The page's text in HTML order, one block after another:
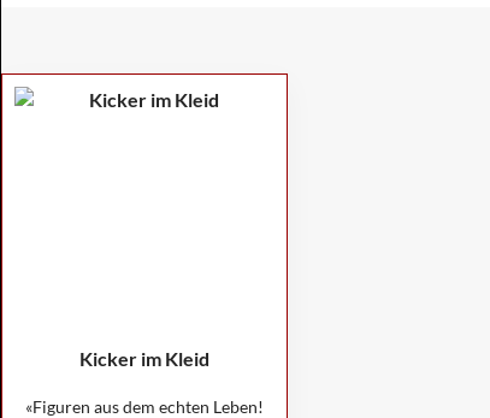
Kicker im Kleid
«Figuren aus dem echten Leben!